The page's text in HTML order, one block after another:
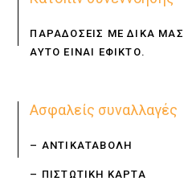
ΠΑΡΑΔΟΣΕΙΣ ΜΕ ΔΙΚΑ
ΑΥΤΟ ΕΙΝΑΙ ΕΦΙΚΤΟ.
Ασφαλείς συναλλαγές
– ΑΝΤΙΚΑΤΑΒΟΛΗ
– ΠΙΣΤΩΤΙΚΗ ΚΑΡΤΑ